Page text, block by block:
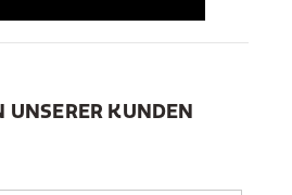
UNSERER KUNDEN